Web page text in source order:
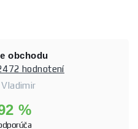
obchodu
hodnotení
Vladimir
%